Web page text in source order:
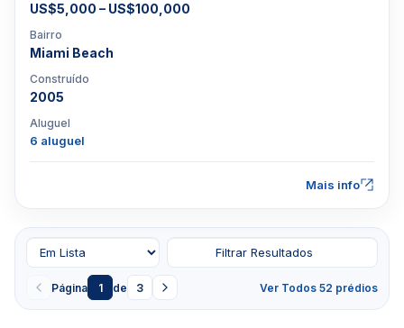
US$5,000 – US$100,000
Bairro
Miami Beach
Construído
2005
Aluguel
6 aluguel
Mais info
Página 1 de 3 Ver Todos 52 prédios
Filtrar Resultados